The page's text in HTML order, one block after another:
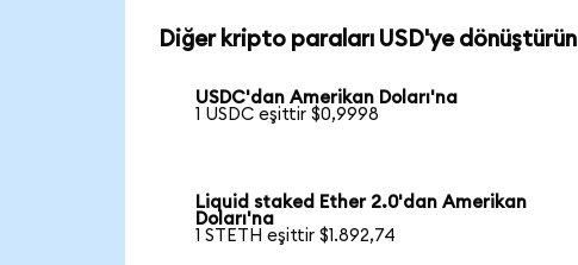
Diğer kripto paraları USD'ye dönüştürün
USDC'dan Amerikan Doları'na
1 USDC eşittir $0,9998
Liquid staked Ether 2.0'dan Amerikan
Doları'na
1 STETH eşittir $1.892,74